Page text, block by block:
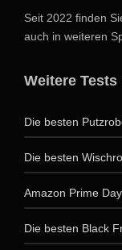
Seit 2022 finden
auch in weiteren
Weitere Tests
Die besten
Die besten
Amazon Prime
Die besten Black